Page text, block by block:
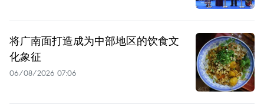
将广南面打造成为中部地区的饮食文
化象征
06/08/2026 07:06